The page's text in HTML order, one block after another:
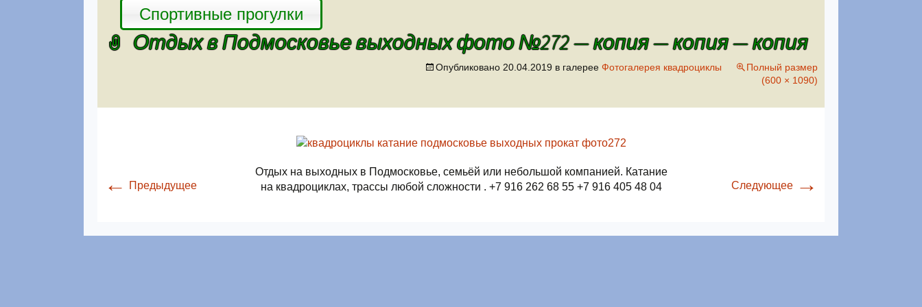
Спортивные прогулки
Отдых в Подмосковье выходных фото №272 — копия — копия — копия
Опубликовано 20.04.2019 в галерее Фотогалерея квадроциклы
Полный размер
(600 × 1090)
← Предыдущее Следующее →
Отдых на выходных в Подмосковье, семьёй или небольшой компанией. Катание
на квадроциклах, трассы любой сложности . +7 916 262 68 55 +7 916 405 48 04